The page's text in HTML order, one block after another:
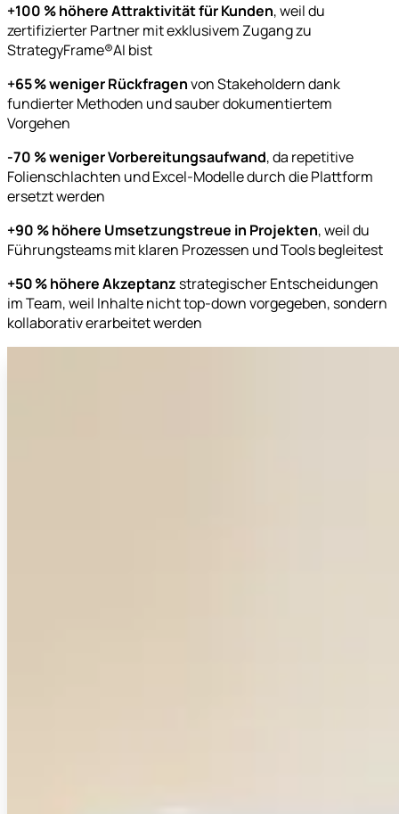
+100 % höhere Attraktivität für Kunden, weil du
zertifizierter Partner mit exklusivem Zugang zu
StrategyFrame®AI bist
+65 % weniger Rückfragenvon Stakeholdern dank
fundierter Methoden und sauber dokumentiertem
Vorgehen
-70 % weniger Vorbereitungsaufwand, da repetitive
Folienschlachten und Excel-Modelle durch die Plattform
ersetzt werden
+90 % höhere Umsetzungstreue in Projekten, weil du
Führungsteams mit klaren Prozessen und Tools begleitest
+50 % höhere Akzeptanz strategischer Entscheidungen
im Team, weil Inhalte nicht top-down vorgegeben, sondern
kollaborativ erarbeitet werden